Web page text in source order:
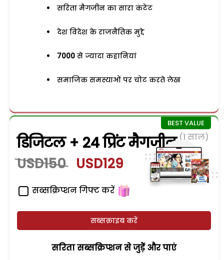
सरिता मैगजीन का सारा कंटेंट
देश विदेश के राजनैतिक मुद्दे
7000 से ज्यादा कहानियां
समाजिक समस्याओं पर चोट करते लेख
डिजिटल + 24 प्रिंट मैगजीन (1 साल)
USD150 USD129
सब्सक्रिप्शन गिफ्ट करें
सब्सक्राइब करें
सरिता सब्सक्रिप्शन से जुड़ेें और पाएं